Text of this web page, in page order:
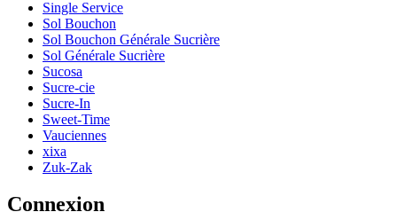
Single Service
Sol Bouchon
Sol Bouchon Générale Sucrière
Sol Générale Sucrière
Sucosa
Sucre-cie
Sucre-In
Sweet-Time
Vauciennes
xixa
Zuk-Zak
Connexion